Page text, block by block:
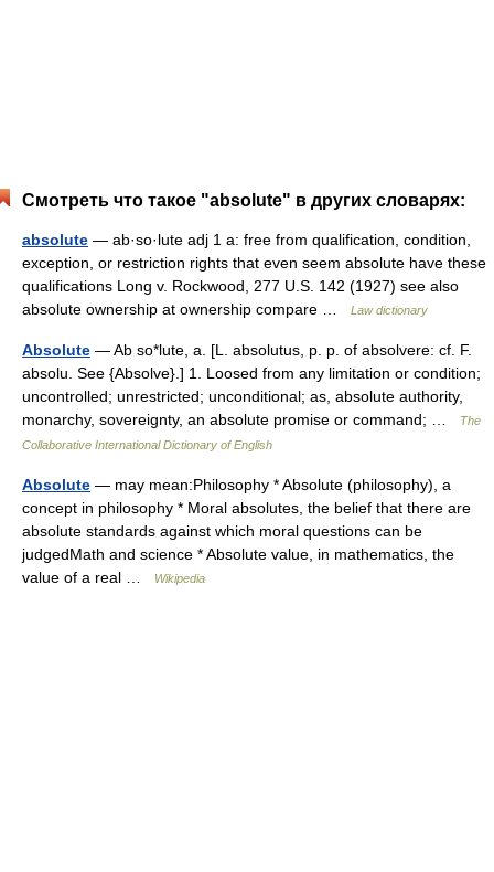
Смотреть что такое "absolute" в других словарях:
absolute — ab·so·lute adj 1 a: free from qualification, condition,
exception, or restriction rights that even seem absolute have these
qualifications Long v. Rockwood, 277 U.S. 142 (1927) see also
absolute ownership at ownership compare …
Law dictionary
Absolute — Ab so*lute, a. [L. absolutus, p. p. of absolvere: cf. F.
absolu. See {Absolve}.] 1. Loosed from any limitation or condition;
uncontrolled; unrestricted; unconditional; as, absolute authority,
monarchy, sovereignty, an absolute promise or command; …
The
Collaborative International Dictionary of English
Absolute — may mean:Philosophy * Absolute (philosophy), a
concept in philosophy * Moral absolutes, the belief that there are
absolute standards against which moral questions can be
judgedMath and science * Absolute value, in mathematics, the
value of a real …
Wikipedia